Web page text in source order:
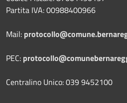
Partita IVA: 00988400966
Mail:
PEC:
Centralino Unico: 039 9452100